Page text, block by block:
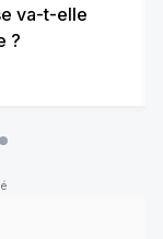
va-t-elle
?
5